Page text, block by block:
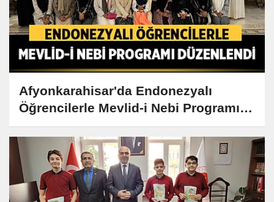
Afyonkarahisar'da Endonezyalı
Öğrencilerle Mevlid-i Nebi Programı
Düzenlendi